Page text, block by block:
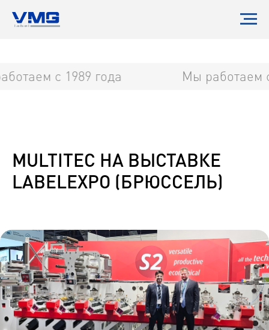
с 1989 года Мы работаем
MULTITEC НА ВЫСТАВКЕ
LABELEXPO (БРЮССЕЛЬ)